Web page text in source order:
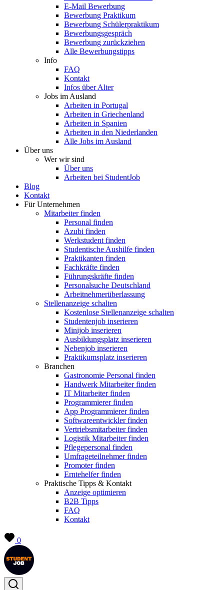
E-Mail Bewerbung
Bewerbung Praktikum
Bewerbung Schülerpraktikum
Bewerbungsgespräch
Bewerbung zurückziehen
Alle Bewerbungstipps
Info
FAQ
Kontakt
Infos über Alter
Jobs im Ausland
Arbeiten in Portugal
Arbeiten in Griechenland
Arbeiten in Spanien
Arbeiten in den Niederlanden
Alle Jobs im Ausland
Über uns
Wer wir sind
Über uns
Arbeiten bei StudentJob
Blog
Kontakt
Für Unternehmen
Mitarbeiter finden
Personal finden
Azubi finden
Werkstudent finden
Studentische Aushilfe finden
Praktikanten finden
Fachkräfte finden
Führungskräfte finden
Personalsuche Deutschland
Arbeitnehmerüberlassung
Stellenanzeige schalten
Kostenlose Stellenanzeige schalten
Studentenjob inserieren
Minijob inserieren
Ausbildungsplatz inserieren
Nebenjob inserieren
Praktikumsplatz inserieren
Branchen
Gastronomie Personal finden
Handwerk Mitarbeiter finden
IT Mitarbeiter finden
Programmierer finden
App Programmierer finden
Softwareentwickler finden
Vertriebsmitarbeiter finden
Logistik Mitarbeiter finden
Pflegepersonal finden
Umfrageteilnehmer finden
Promoter finden
Erntehelfer finden
Praktische Tipps & Kontakt
Anzeige optimieren
B2B Tipps
FAQ
Kontakt
0